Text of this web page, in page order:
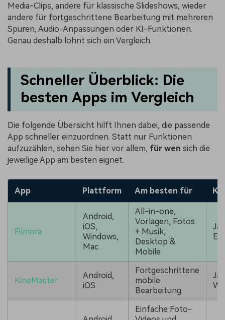
Media-Clips, andere für klassische Slideshows, wieder
andere für fortgeschrittene Bearbeitung mit mehreren
Spuren, Audio-Anpassungen oder KI-Funktionen.
Genau deshalb lohnt sich ein Vergleich.
Schneller Überblick: Die
besten Apps im Vergleich
Die folgende Übersicht hilft Ihnen dabei, die passende
App schneller einzuordnen. Statt nur Funktionen
aufzuzählen, sehen Sie hier vor allem, für wen sich die
jeweilige App am besten eignet.
App Plattform Am besten für
Filmora
Android,
iOS,
Windows,
Mac
All-in-one,
Vorlagen, Fotos
+ Musik,
Desktop &
Mobile
KineMaster
Android,
iOS
Fortgeschrittene
mobile
Bearbeitung
Einfache Foto-